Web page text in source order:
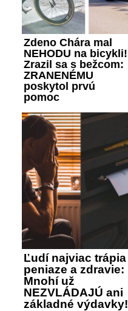
Zdeno Chára mal
NEHODU na bicykli!
Zrazil sa s bežcom:
ZRANENÉMU
poskytol prvú
pomoc
Ľudí najviac trápia
peniaze a zdravie:
Mnohí už
NEZVLÁDAJÚ ani
základné výdavky!